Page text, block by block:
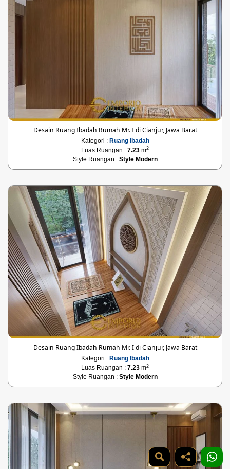
Desain Ruang Ibadah Rumah Mr. I di Cianjur, Jawa Barat
Kategori : Ruang Ibadah
Luas Ruangan : 7.23 m2
Style Ruangan : Style Modern
Desain Ruang Ibadah Rumah Mr. I di Cianjur, Jawa Barat
Kategori : Ruang Ibadah
Luas Ruangan : 7.23 m2
Style Ruangan : Style Modern